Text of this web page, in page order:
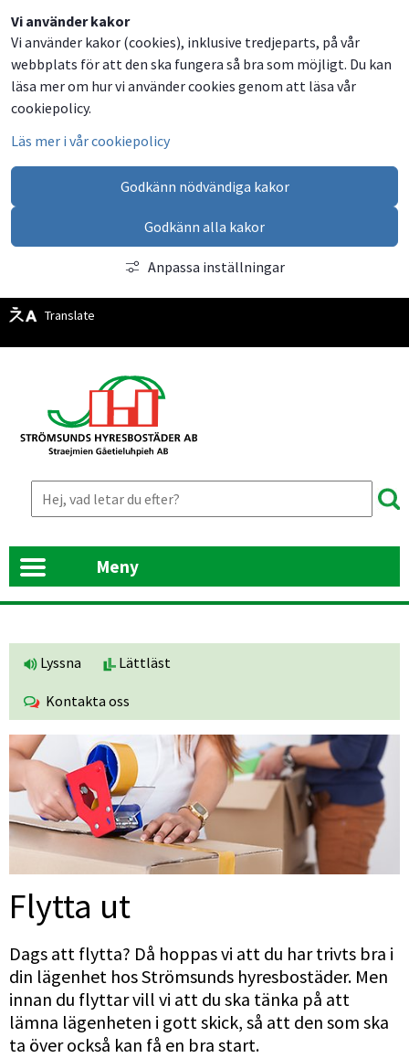
Vi använder kakor
Vi använder kakor (cookies), inklusive tredjeparts, på vår
webbplats för att den ska fungera så bra som möjligt. Du kan
läsa mer om hur vi använder cookies genom att läsa vår
cookiepolicy.
Läs mer i vår cookiepolicy
Godkänn nödvändiga kakor
Godkänn alla kakor
Anpassa inställningar
Translate
Meny
Lyssna Lättläst
Kontakta oss
Flytta ut
Dags att flytta? Då hoppas vi att du har trivts bra i
din lägenhet hos Strömsunds hyresbostäder. Men
innan du flyttar vill vi att du ska tänka på att
lämna lägenheten i gott skick, så att den som ska
ta över också kan få en bra start.
Dela
på
Facebook
Dela
på
Twitter
Dela
på
LinkedIn
Dela
via
email